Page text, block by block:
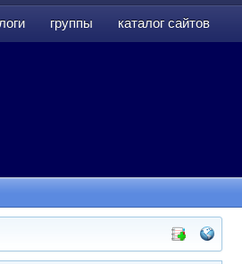
группы каталог сайтов